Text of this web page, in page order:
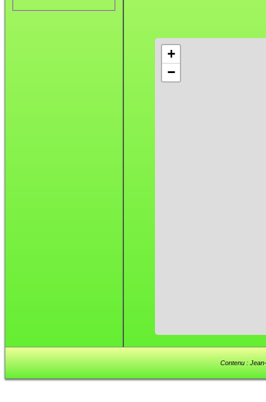
+
−
Contenu :